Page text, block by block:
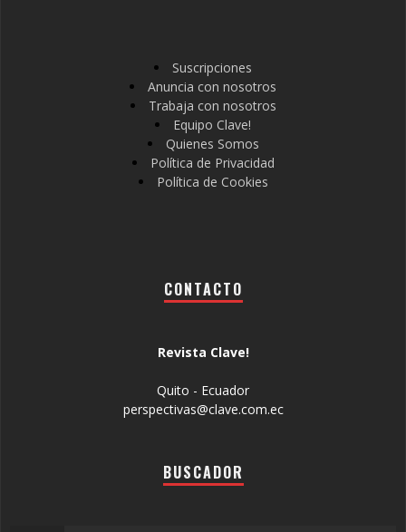
Suscripciones
Anuncia con nosotros
Trabaja con nosotros
Equipo Clave!
Quienes Somos
Política de Privacidad
Política de Cookies
CONTACTO
Revista Clave!
Quito - Ecuador
perspectivas@clave.com.ec
BUSCADOR